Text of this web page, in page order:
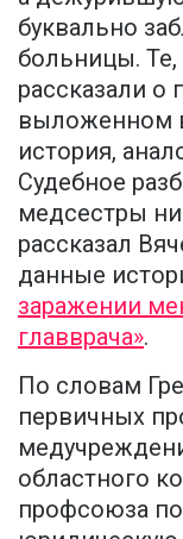
буквально
больницы. Те,
рассказали
выложенном
история,
Судебное
медсестры
рассказал
данные
заражении
главврача».
По словам
первичных
областного
профсоюза